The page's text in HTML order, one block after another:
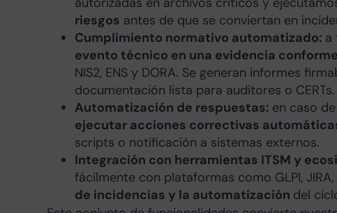
riesgos antes de que se conviertan en
Cumplimiento normativo automatizado: a
evento técnico en una evidencia
NIS2, ENS y DORA. Se generan informes
documentación lista para auditores o CERTs.
Automatización de respuestas: en caso
ejecutar acciones correctivas
scripts o notificación a sistemas externos.
Integración con herramientas ITSM y
fácilmente con plataformas como GLPI,
de incidencias y la automatización del